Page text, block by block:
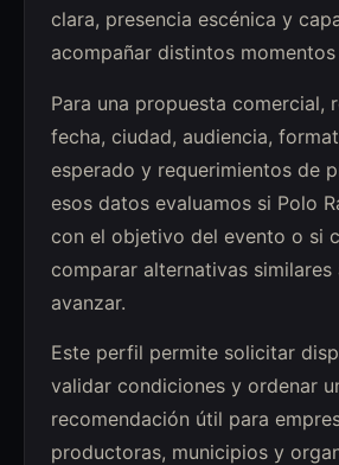
clara, presencia escénica y
acompañar distintos
Para una propuesta comercial,
fecha, ciudad, audiencia,
esperado y requerimientos de
esos datos evaluamos si Polo
con el objetivo del evento o si
comparar alternativas similares
avanzar.
Este perfil permite solicitar
validar condiciones y ordenar
recomendación útil para
productoras, municipios y